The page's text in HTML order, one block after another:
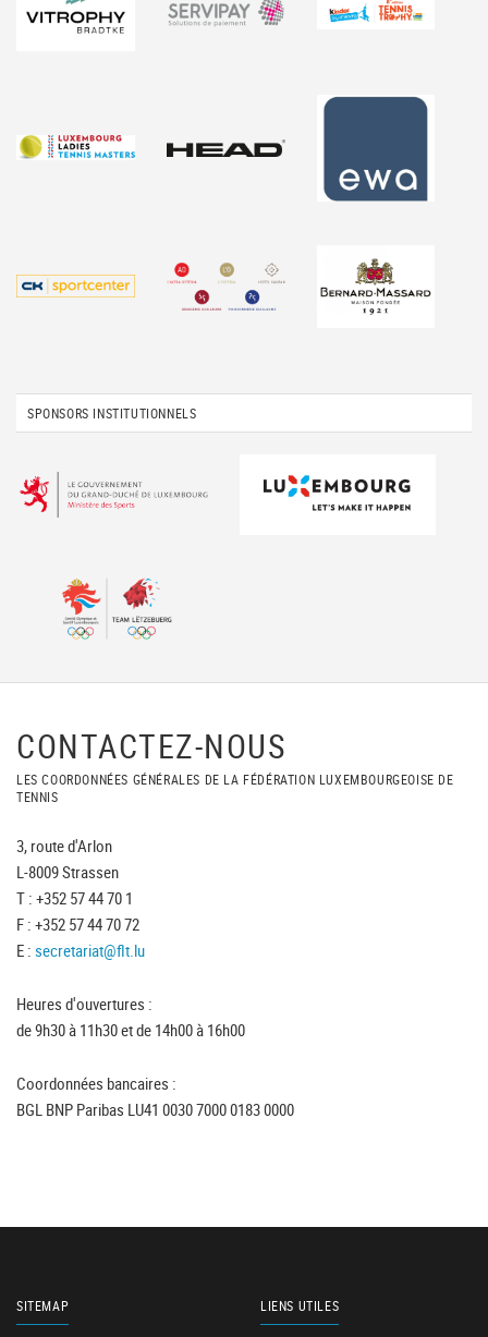
SPONSORS INSTITUTIONNELS
CONTACTEZ-NOUS
LES COORDONNÉES GÉNÉRALES DE LA FÉDÉRATION LUXEMBOURGEOISE DE
TENNIS
3, route d'Arlon
L-8009 Strassen
T : +352 57 44 70 1
F : +352 57 44 70 72
E : secretariat@flt.lu
Heures d'ouvertures :
de 9h30 à 11h30 et de 14h00 à 16h00
Coordonnées bancaires :
BGL BNP Paribas LU41 0030 7000 0183 0000
SITEMAP LIENS UTILES